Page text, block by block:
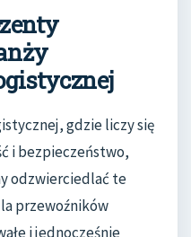
gdzie liczy się
i bezpieczeństwo,
odzwierciedlać te
przewoźników
i jednocześnie